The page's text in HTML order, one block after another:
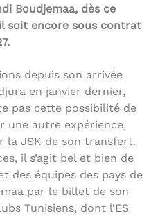
Boudjemaa, dès ce
soit encore sous contrat
depuis son arrivée
en janvier dernier,
pas cette possibilité de
une autre expérience,
la JSK de son transfert.
il s’agit bel et bien de
des équipes des pays de
par le billet de son
Tunisiens, dont l’ES